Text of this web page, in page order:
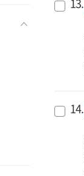
13.
14.